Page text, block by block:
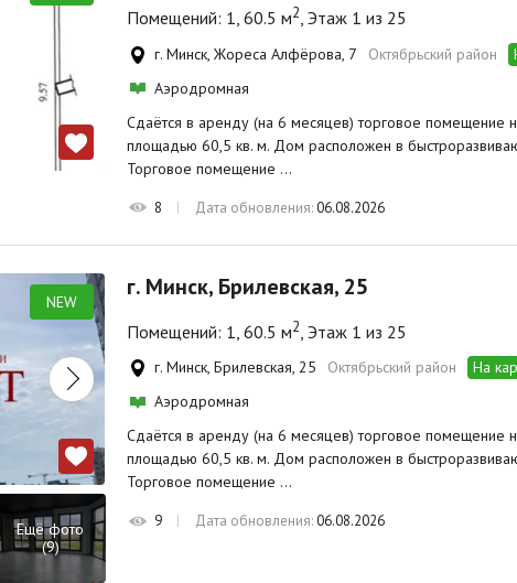
Помещений: 1, 60.5 м2, Этаж 1 из 25
г. Минск, Жореса Алфёрова, 7 Октябрьский район
Аэродромная
Сдаётся в аренду (на 6 месяцев) торговое
площадью 60,5 кв. м. Дом расположен в
Торговое помещение …
8 Дата обновления:06.08.2026
NEW
Ещё фото
(9)
г. Минск, Брилевская, 25
Помещений: 1, 60.5 м2, Этаж 1 из 25
г. Минск, Брилевская, 25 Октябрьский район
На
Аэродромная
Сдаётся в аренду (на 6 месяцев) торговое
площадью 60,5 кв. м. Дом расположен в
Торговое помещение …
9 Дата обновления:06.08.2026